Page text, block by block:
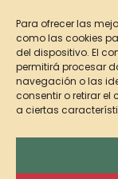
Para ofrecer las
como las cookies
del dispositivo. El
permitirá procesar
navegación o las
consentir o retirar
a ciertas